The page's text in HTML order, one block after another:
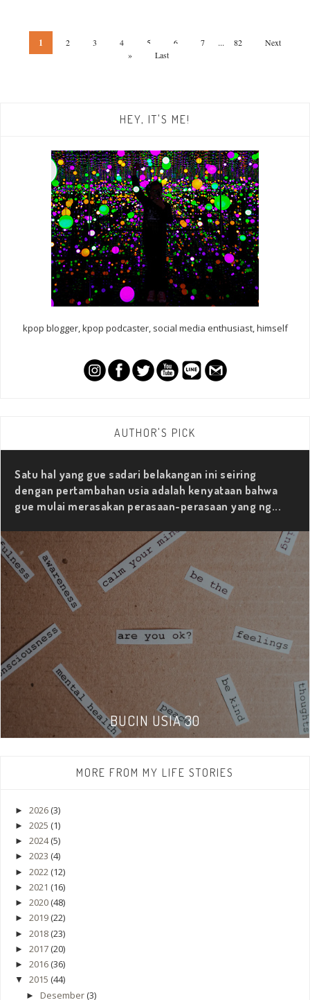
1 2 3 4 5 6 7 ... 82
Next
»
Last
HEY, IT'S ME!
kpop blogger, kpop podcaster, social media enthusiast, himself
AUTHOR'S PICK
BUCIN USIA 30
Satu hal yang gue sadari belakangan ini seiring
dengan pertambahan usia adalah kenyataan bahwa
gue mulai merasakan perasaan-perasaan yang ng...
MORE FROM MY LIFE STORIES
► 2026(3)
► 2025 (1)
► 2024(5)
► 2023 (4)
► 2022(12)
► 2021 (16)
► 2020(48)
► 2019(22)
► 2018(23)
► 2017(20)
► 2016(36)
▼ 2015 (44)
► Desember(3)